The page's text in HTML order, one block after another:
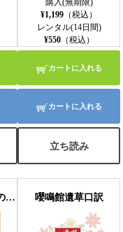
購入(無期限)
¥1,199 （税込）
レンタル(14日間)
¥550（税込）
カートに入れる
カートに入れる
立ち読み
読む 日本と世界の年表 上巻 ー令和・平成・昭和・大正・明治ー 嚶鳴館遺草口訳